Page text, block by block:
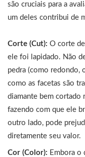
são cruciais para a
um deles contribui de
Corte (Cut): O corte
ele foi lapidado. Não
pedra (como redondo,
como as facetas são
diamante bem cortado
fazendo com que ele
outro lado, pode
diretamente seu valor.
Cor (Color): Embora o